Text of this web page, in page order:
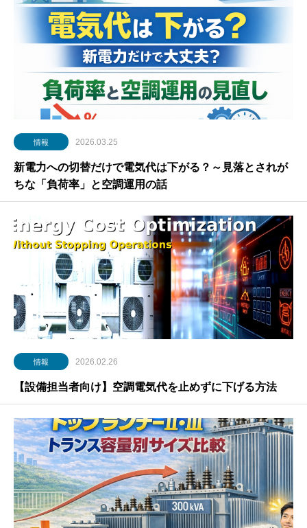
情報 2026.03.25
新電力への切替だけで電気代は下がる？～見落とされが
ちな「負荷率」と空調運用の話
情報 2026.02.26
【設備担当者向け】空調電気代を止めずに下げる方法